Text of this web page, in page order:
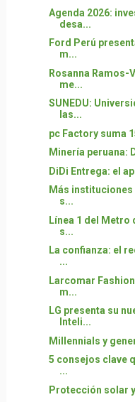
Agenda 2026:
desa...
Ford Perú
m...
Rosanna Ramos-
me...
SUNEDU:
las...
pc Factory suma
Minería peruana:
DiDi Entrega: el
Más instituciones
s...
Línea 1 del Metro
s...
La confianza: el
...
Larcomar
m...
LG presenta su
Inteli...
Millennials y
5 consejos clave
...
Protección solar